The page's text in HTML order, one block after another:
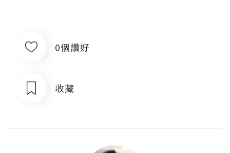
0個讚好
收藏